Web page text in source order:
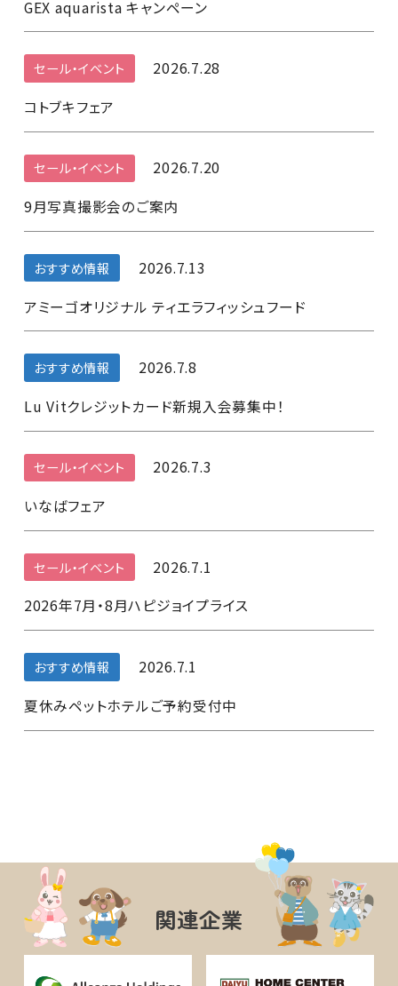
GEX aquarista キャンペーン
セール・イベント
2026.7.28
コトブキフェア
セール・イベント
2026.7.20
9月写真撮影会のご案内
おすすめ情報
2026.7.13
アミーゴオリジナル ティエラフィッシュフード
おすすめ情報
2026.7.8
Lu Vitクレジットカード新規入会募集中！
セール・イベント
2026.7.3
いなばフェア
セール・イベント
2026.7.1
2026年7月・8月ハピジョイプライス
おすすめ情報
2026.7.1
夏休みペットホテルご予約受付中
関連企業